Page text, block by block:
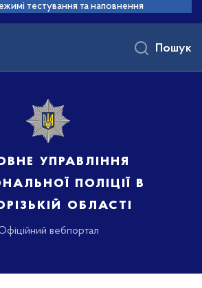
тестування та наповнення
управління
поліції в
області
вебпортал
Пошук